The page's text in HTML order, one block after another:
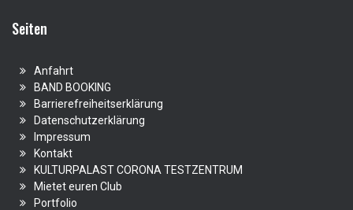
Seiten
Anfahrt
BAND BOOKING
Barrierefreiheitserklärung
Datenschutzerklärung
Impressum
Kontakt
KULTURPALAST CORONA TESTZENTRUM
Mietet euren Club
Portfolio